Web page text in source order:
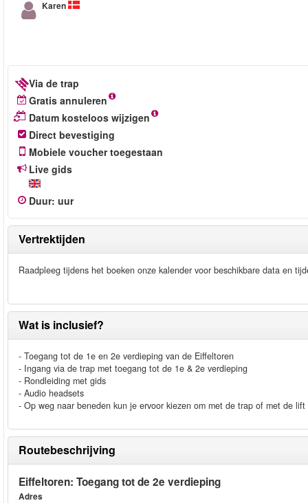
Karen
Via de trap
Gratis annuleren
Datum kosteloos wijzigen
Direct bevestiging
Mobiele voucher toegestaan
Live gids
Duur: uur
Vertrektijden
Raadpleeg tijdens het boeken onze kalender voor beschikbare data en
Wat is inclusief?
- Toegang tot de 1e en 2e verdieping van de Eiffeltoren
- Ingang via de trap met toegang tot de 1e & 2e verdieping
- Rondleiding met gids
- Audio headsets
- Op weg naar beneden kun je ervoor kiezen om met de trap of met de
Routebeschrijving
Eiffeltoren: Toegang tot de 2e verdieping
Adres